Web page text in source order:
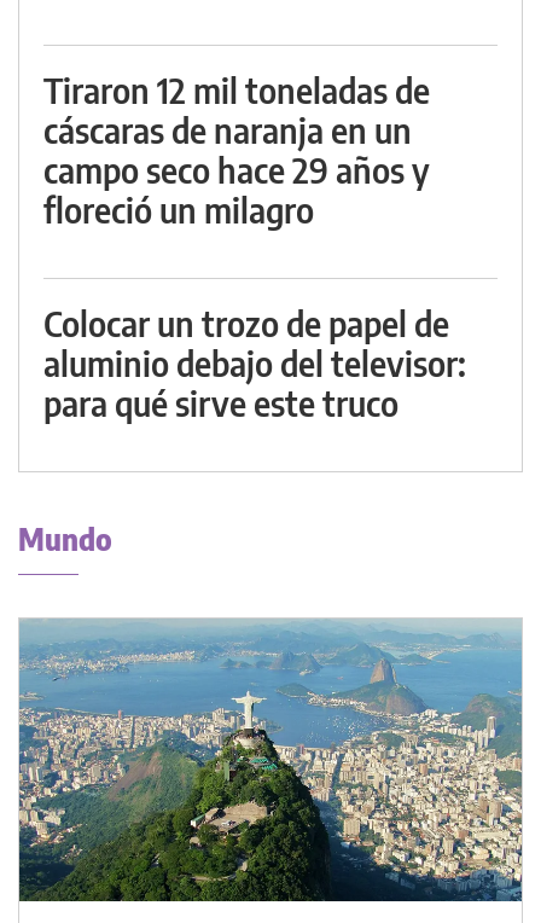
Tiraron 12 mil toneladas de
cáscaras de naranja en un
campo seco hace 29 años y
floreció un milagro
Colocar un trozo de papel de
aluminio debajo del televisor:
para qué sirve este truco
Mundo